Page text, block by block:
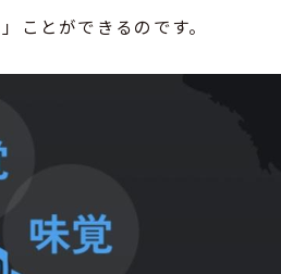
ことができるのです。